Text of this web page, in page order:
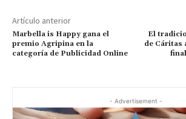
Artículo anterior
Marbella is Happy gana el
premio Agripina en la
categoría de Publicidad Online
El
de Cáritas
- Advertisement -